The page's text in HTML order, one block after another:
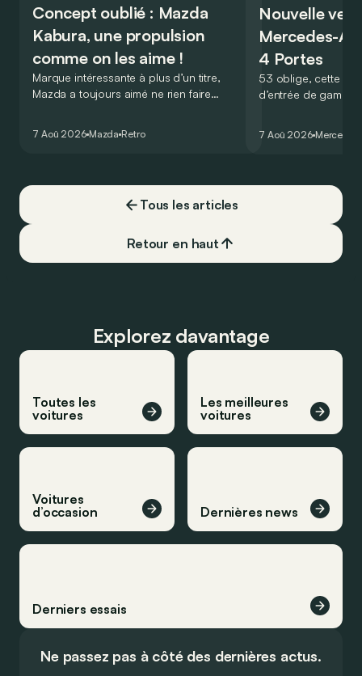
Concept oublié : Mazda
Kabura, une propulsion
comme on les aime !
Marque intéressante à plus d’un titre,
Mazda a toujours aimé ne rien faire
de la plus belle des manières…
7 Aoû 2026 Mazda Retro
Nouvelle
Mercedes-
4 Portes
53 oblige, cette
d’entrée de
moins…
7 Aoû 2026 Mercedes
Tous les articles
Retour en haut
Explorez davantage
Toutes les
voitures
Les meilleures
voitures
Voitures
d’occasion
Dernières news
Derniers essais
Ne passez pas à côté des dernières actus.